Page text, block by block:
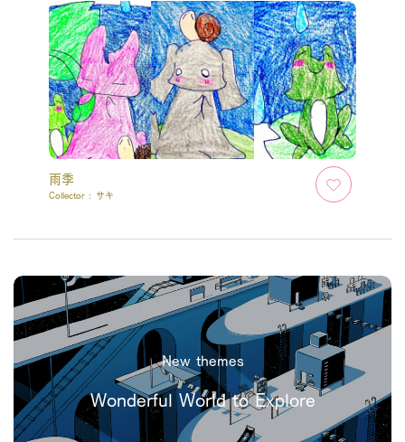
雨季
Collector : サキ
New themes
Wonderful World to Explore